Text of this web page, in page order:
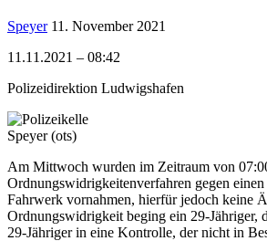
Speyer 11. November 2021
11.11.2021 – 08:42
Polizeidirektion Ludwigshafen
Speyer (ots)
Am Mittwoch wurden im Zeitraum von
Ordnungswidrigkeitenverfahren gegen
Fahrwerk vornahmen, hierfür jedoch keine
Ordnungswidrigkeit beging ein 29-Jähriger,
29-Jähriger in eine Kontrolle, der nicht in